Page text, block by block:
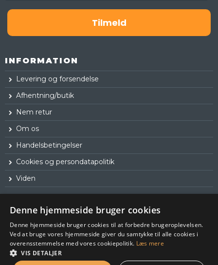
Tilmeld
INFORMATION
Levering og forsendelse
Afhentning/butik
Nem retur
Om os
Handelsbetingelser
Cookies og persondatapolitik
Viden
Denne hjemmeside bruger cookies
Denne hjemmeside bruger cookies til at forbedre brugeroplevelsen.
Ved at bruge vores hjemmeside giver du samtykke til alle cookies i
overensstemmelse med vores cookiepolitik. Læs mere
VIS DETALJER